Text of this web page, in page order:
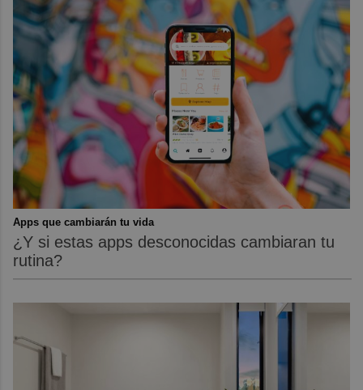
Apps que cambiarán tu vida
¿Y si estas apps desconocidas cambiaran tu
rutina?